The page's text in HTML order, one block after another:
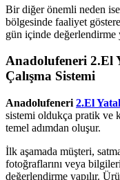
Bir diğer önemli neden ise
bölgesinde faaliyet
gün içinde değerlendirme
Anadolufeneri 2.El
Çalışma Sistemi
Anadolufeneri 2.El
sistemi oldukça pratik ve
temel adımdan oluşur.
İlk aşamada müşteri,
fotoğraflarını veya
değerlendirme yapılır.